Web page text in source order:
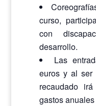
curso,
con
desarrollo.
Las
euros y al ser
recaudado
gastos